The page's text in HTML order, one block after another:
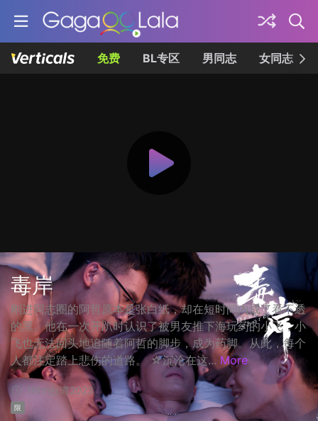
免费 BL专区 男同志 女同志
毒岸
刚进同志圈的阿哲原本是张白纸，却在短时间内成了看不透
的黑。他在一次开趴时认识了被男友推下海玩药的小飞，小
飞也无法回头地追随着阿哲的脚步，成为药脚。从此，每个
人都注定踏上悲伤的道路。 ☆沉沦在这... More
1h1m台湾2023
限